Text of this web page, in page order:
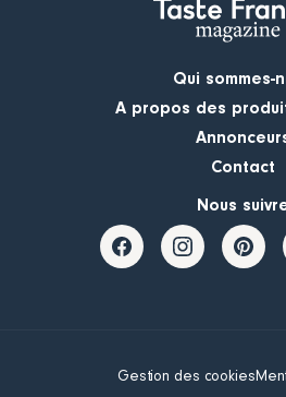
Qui sommes-
A propos des
Contact
Nous
Gestion des cookies